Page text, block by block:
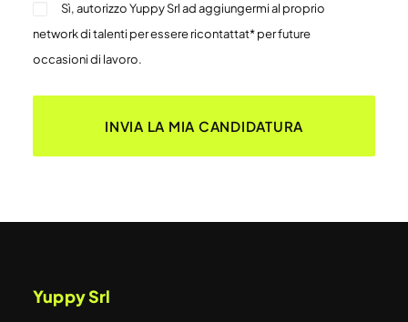
Sì, autorizzo Yuppy Srl ad aggiungermi al proprio
network di talenti per essere ricontattat* per future
occasioni di lavoro.
Yuppy Srl